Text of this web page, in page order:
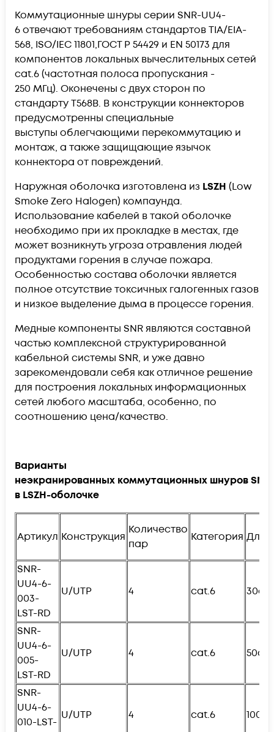
Коммутационные шнуры серии SNR-UU4-
6отвечают требованиям стандартов TIA/EIA-
568, ISO/IEC 11801,ГОСТ Р 54429 и EN 50173 для
компонентов локальных вычеслительных сетей
cat.6 (частотная полоса пропускания -
250 МГц). Оконечены с двух сторон по
стандарту T568B. В конструкции коннекторов
предусмотренны специальные
выступы облегчающими перекоммутацию и
монтаж, а также защищающие язычок
коннектора от повреждений.
Наружная оболочка изготовлена из LSZH (Low
Smoke Zero Halogen) компаунда.
Использование кабелей в такой оболочке
необходимо при их прокладке в местах, где
может возникнуть угроза отравления людей
продуктами горения в случае пожара.
Особенностью состава оболочки является
полное отсутствие токсичных галогенных газов
и низкое выделение дыма в процессе горения.
Медные компоненты SNR являются составной
частью комплексной структурированной
кабельной системы SNR, и уже давно
зарекомендовали себя как отличное решение
для построения локальных информационных
сетей любого масштаба, особенно, по
соотношению цена/качество.
Варианты
неэкранированных коммутационных шнуров SNR
в LSZH-оболочке
Артикул Конструкция
Количество
пар
Категория
SNR-
UU4-6-
003-
LST-RD
U/UTP 4 cat.6 30см
SNR-
UU4-6-
005-
LST-RD
U/UTP 4 cat.6 50см
SNR-
UU4-6-
010-LST-
U/UTP 4 cat.6